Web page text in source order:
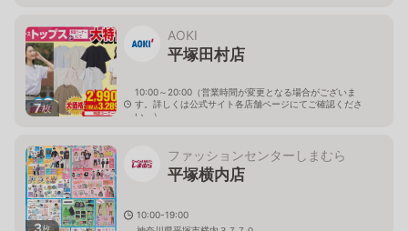
7枚
AOKI
平塚田村店
10:00～20:00（営業時間が変更となる場合がございま
す。詳しくは公式サイト各店舗ページにてご確認くださ
い。）
3枚
ファッションセンターしまむら
平塚横内店
10:00-19:00